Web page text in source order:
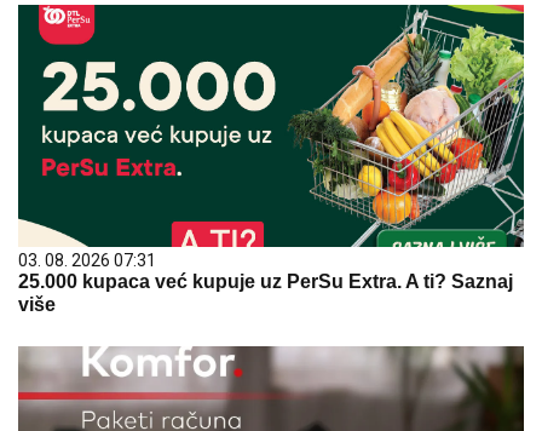
03. 08. 2026 07:31
25.000 kupaca već kupuje uz PerSu Extra. A ti? Saznaj
više